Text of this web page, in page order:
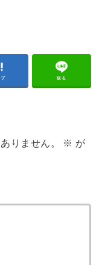
送る
りません。 ※ が